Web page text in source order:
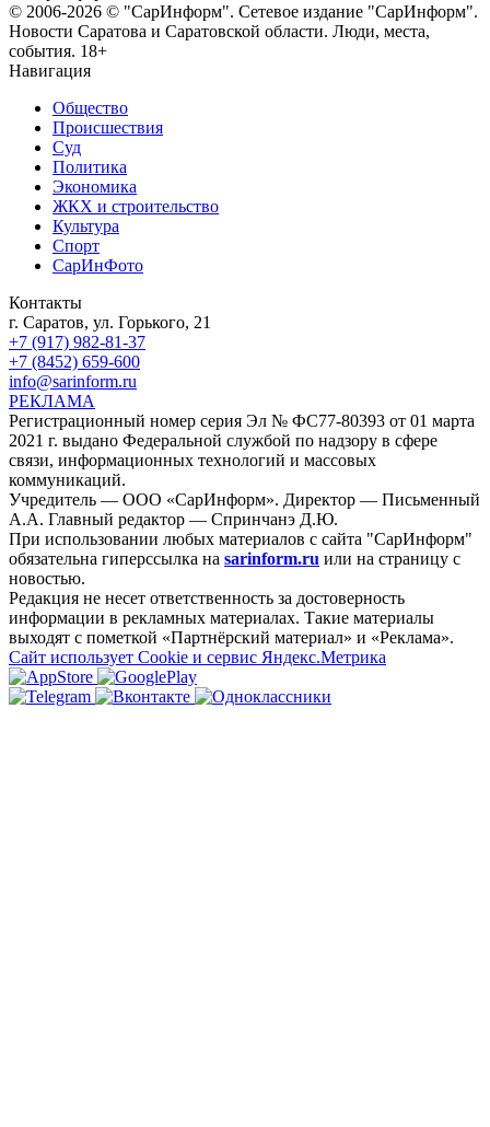
© 2006-2026 © "СарИнформ". Сетевое издание "СарИнформ".
Новости Саратова и Саратовской области. Люди, места,
события. 18+
Навигация
Общество
Происшествия
Суд
Политика
Экономика
ЖКХ и строительство
Культура
Спорт
СарИнФото
Контакты
г. Саратов, ул. Горького, 21
+7 (917) 982-81-37
+7 (8452) 659-600
info@sarinform.ru
РЕКЛАМА
Регистрационный номер серия Эл № ФС77-80393 от 01 марта
2021 г. выдано Федеральной службой по надзору в сфере
связи, информационных технологий и массовых
коммуникаций.
Учредитель — ООО «СарИнформ». Директор — Письменный
А.А. Главный редактор — Спринчанэ Д.Ю.
При использовании любых материалов с сайта "СарИнформ"
обязательна гиперссылка на sarinform.ru или на страницу с
новостью.
Редакция не несет ответственность за достоверность
информации в рекламных материалах. Такие материалы
выходят с пометкой «Партнёрский материал» и «Реклама».
Сайт использует Cookie и сервиc Яндекс.Метрика